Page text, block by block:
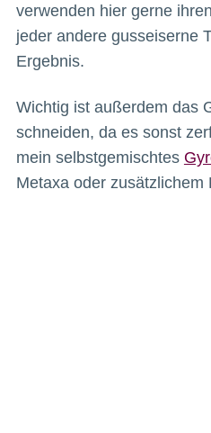
verwenden hier gerne
jeder andere gusseiserne
Ergebnis.
Wichtig ist außerdem das
schneiden, da es sonst
mein selbstgemischtes
Metaxa oder zusätzlichem